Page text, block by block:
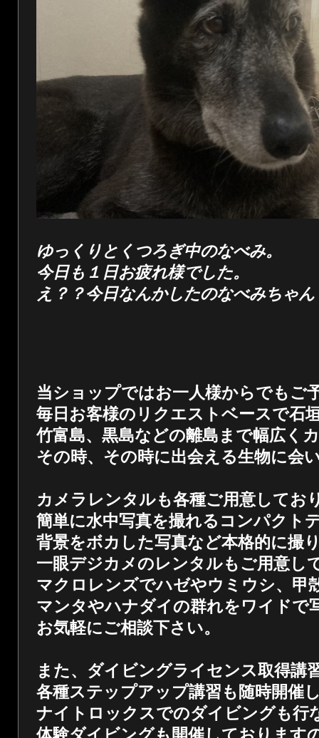
ゆっくりとくつろぎ中のなべみ。
今日も１日お疲れ様でした。
え？？今日なんかしたのなべみちゃ
当ショップではお一人様からでもご
毎日お客様のリクエストベースで石
竹富島、黒島などの離島まで幅広く
その時、その時に出会える生物に会
カメラレンタルも各種ご用意してお
簡単に水中写真を撮れるコンパクト
背景をボカした写真など本格的に撮
一眼デジカメのレンタルもご用意し
マクロレンズでハゼやウミウシ、甲
マンタやハナダイの群れをワイドで
お気軽にご相談下さい。
また、ダイビングライセンス取得講
各種ステップアップ講習も随時開催
ナイトロックスでのダイビングも行